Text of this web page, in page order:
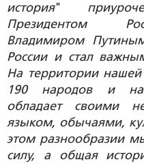
история"
Президентом
Владимиром
России и стал
На территории
190 народов и
обладает своими
языком, обычаями,
этом разнообразии
силу, а общая